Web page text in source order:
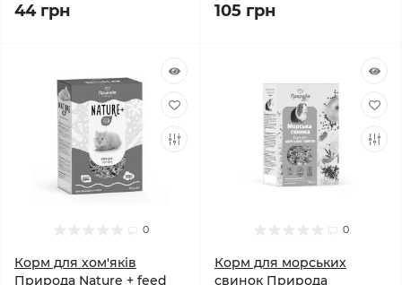
44 грн 105 грн
0
Корм для хом'яків
Природа Nature + feed
0
Корм для морських
свинок Природа